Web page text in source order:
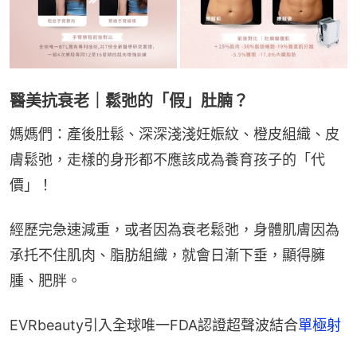
醫美抗衰老｜鬆弛的「假」肚腩？
媽媽們：產後肚鬆、深深淺淺妊娠紋、橙皮組織、皮
膚鬆弛，走樣的身形都不應該成為養育孩子的「代
價」！
經歷完急速減重，或者因為衰老鬆弛，身體肌膚因為
承托不住肌肉、脂肪組織，就會日漸下垂，顯得臃
腫、肥胖。
EVRbeauty引入全球唯一FDA認證超聲波結合單極射